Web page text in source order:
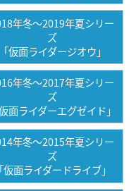
年冬〜2019年夏シリー
ズ
「仮面ライダージオウ」
年冬〜2017年夏シリー
ズ
仮面ライダーエグゼイド」
年冬〜2015年夏シリー
ズ
「仮面ライダードライブ」